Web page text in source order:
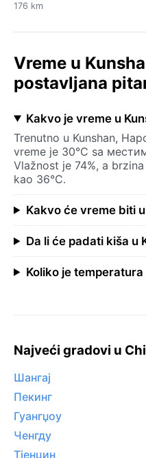
176 km
Vreme u
postavljana
Kakvo je vreme u
Trenutno u Kunshan,
vreme je 30°C sa
Vlažnost je 74%, a
kao 36°C.
Kakvo će vreme biti
Da li će padati kiša u
Koliko je
Najveći gradovi u
Шангај
Пекинг
Гуангџоу
Ченгду
Тјенцин